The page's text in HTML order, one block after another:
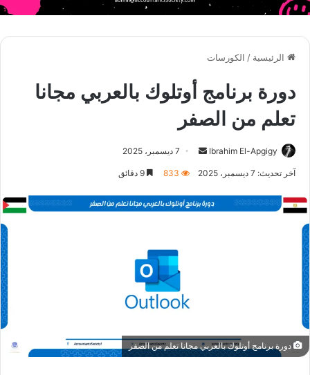
الرئيسية / الكورسات
دورة برنامج أوتلوك بالعربي مجانا
تعلم من الصفر
Ibrahim El-Apgigy
أرسل 7 ديسمبر، 2025
آخر تحديث: 7 ديسمبر، 2025 833
دورة برنامج أوتلوك بالعربي مجانا تعلم من الصفر